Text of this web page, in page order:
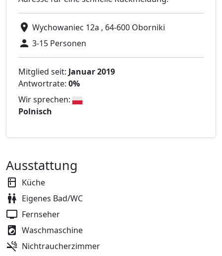
Wychowaniec 12a , 64-600 Oborniki
3-15 Personen
Mitglied seit: Januar 2019
Antwortrate: 0%
Wir sprechen:
Polnisch
Ausstattung
Küche
Eigenes Bad/WC
Fernseher
Waschmaschine
Nichtraucherzimmer